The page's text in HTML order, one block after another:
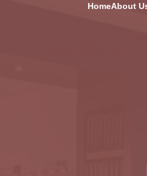
HomeAbout